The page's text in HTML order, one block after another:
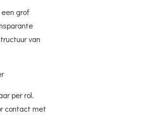
grof
van
per rol.
contact met